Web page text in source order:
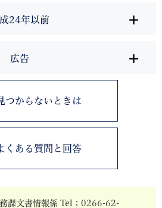
24年以前
広告
つからないときは
くある質問と回答
務課文書情報係 Tel：0266-62-